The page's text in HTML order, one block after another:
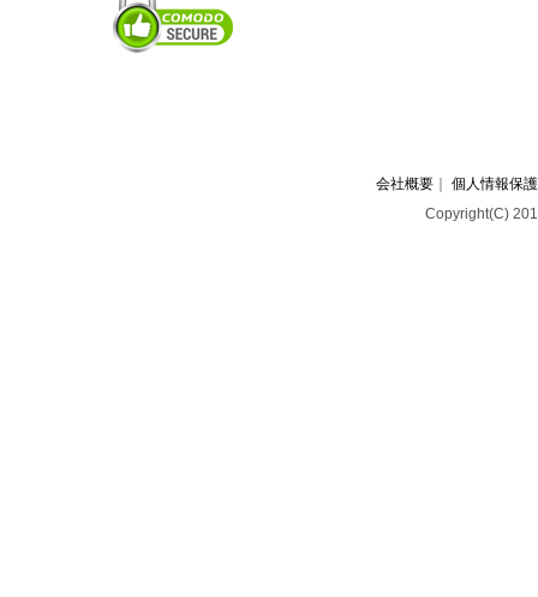
会社概要 ｜
個人情報保
Copyright(C)